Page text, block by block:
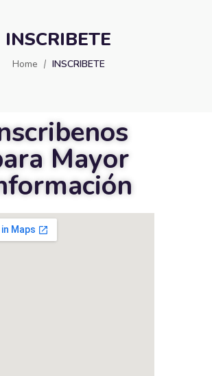
INSCRIBETE
Home INSCRIBETE
Mayor